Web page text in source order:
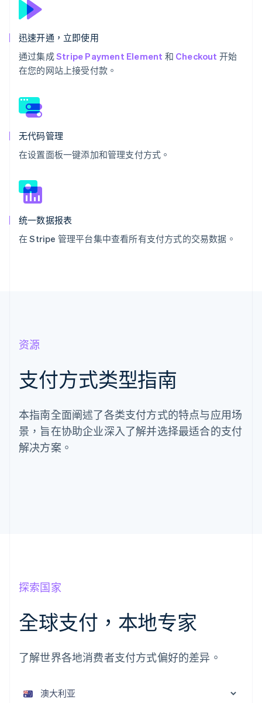
迅速开通，立即使用
通过集成Stripe Payment Element 和 Checkout 开始
在您的网站上接受付款。
无代码管理
在设置面板一键添加和管理支付方式。
统一数据报表
在 Stripe 管理平台集中查看所有支付方式的交易数据。
资源
支付方式类型指南
本指南全面阐述了各类支付方式的特点与应用场
景，旨在协助企业深入了解并选择最适合的支付
解决方案。
探索国家
全球支付，本地专家
了解世界各地消费者支付方式偏好的差异。
阿联酋
爱尔兰
English
奥地利